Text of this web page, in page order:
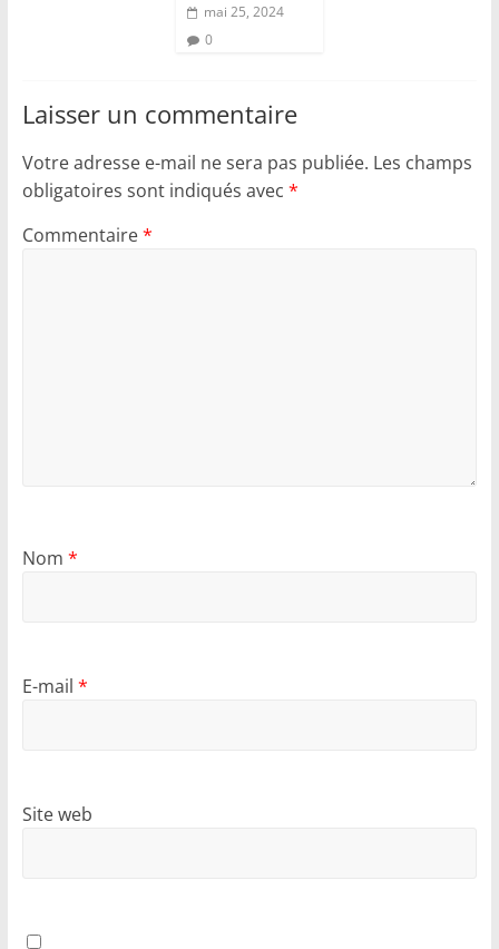
mai 25, 2024
0
Laisser un commentaire
Votre adresse e-mail ne sera pas publiée. Les champs
obligatoires sont indiqués avec *
Commentaire*
Nom *
E-mail *
Site web